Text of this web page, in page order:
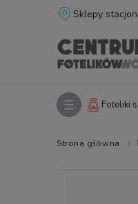
Sklepy
Foteliki
Strona główna